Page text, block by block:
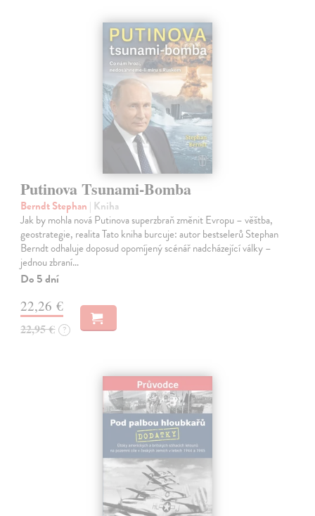
Putinova Tsunami-Bomba
Berndt Stephan | Kniha
Jak by mohla nová Putinova superzbraň změnit Evropu – věštba,
geostrategie, realita Tato kniha burcuje: autor bestselerů Stephan
Berndt odhaluje doposud opomíjený scénář nadcházející války –
jednou zbraní…
Do 5 dní
22,26 €
22,95 € ?